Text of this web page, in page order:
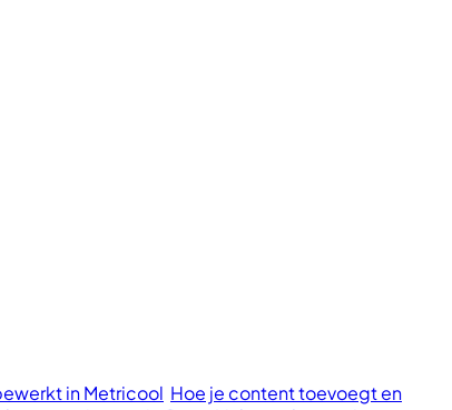
in Metricool Hoe je content toevoegt en